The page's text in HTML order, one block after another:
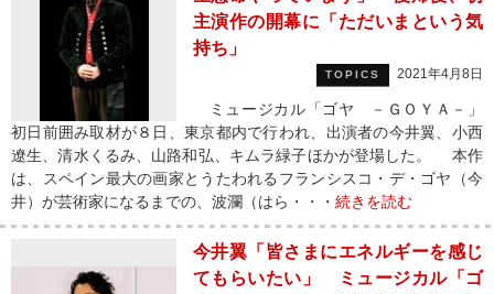
主演作の開幕に「ただいまという気
持ち」
TOPICS 2021年4月8日
ミュージカル「ゴヤ －ＧＯＹＡ－」
初日前囲み取材が８日、東京都内で行われ、出演者の今井翼、小西
遼生、清水くるみ、山路和弘、キムラ緑子ほかが登場した。 本作
は、スペイン最大の画家とうたわれるフランシスコ・デ・ゴヤ（今
井）が芸術家になるまでの、波瀾（はら・・・ 続きを読む
今井翼「皆さまにエネルギーを感じ
てもらいたい」 ミュージカル「ゴ